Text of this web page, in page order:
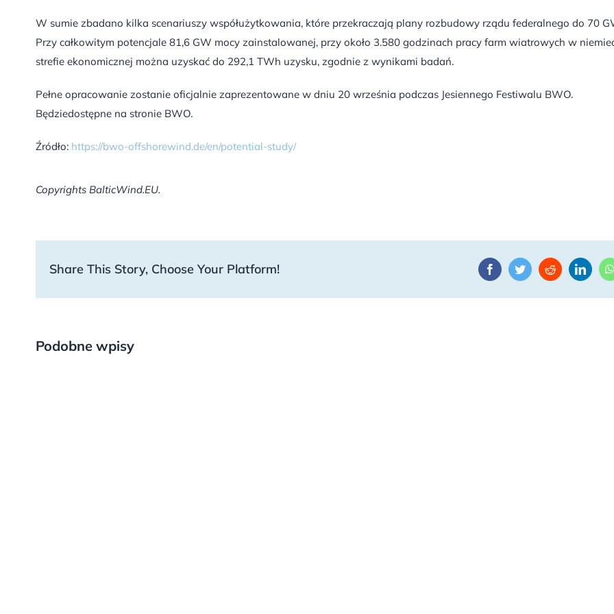
W sumie zbadano kilka scenariuszy współużytkowania, które przekraczają plany rozbudowy rządu federalnego do 70
Przy całkowitym potencjale 81,6 GW mocy zainstalowanej, przy około 3.580 godzinach pracy farm wiatrowych w
strefie ekonomicznej można uzyskać do 292,1 TWh uzysku, zgodnie z wynikami badań.
Pełne opracowanie zostanie oficjalnie zaprezentowane w dniu 20 września podczas Jesiennego Festiwalu BWO.
Będziedostępne na stronie BWO.
Źródło: https://bwo-offshorewind.de/en/potential-study/
Copyrights BalticWind.EU.
Share This Story, Choose Your Platform! FacebookTwitterReddit
Podobne wpisy